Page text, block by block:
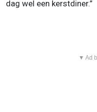
dag wel een kerstdiner.”
▼ Ad